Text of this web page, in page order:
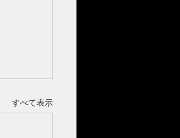
すべて表示